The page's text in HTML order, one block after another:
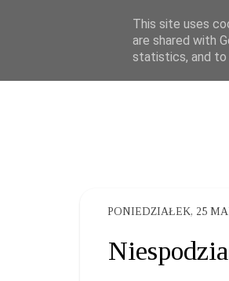
PONIEDZIAŁEK, 25
This site uses
are shared with
statistics, and to